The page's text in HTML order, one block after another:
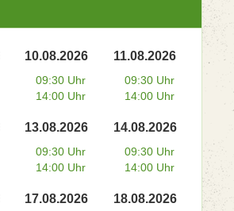
10.08.2026
09:30 Uhr
14:00 Uhr
11.08.2026
09:30 Uhr
14:00 Uhr
13.08.2026
09:30 Uhr
14:00 Uhr
14.08.2026
09:30 Uhr
14:00 Uhr
17.08.2026 18.08.2026